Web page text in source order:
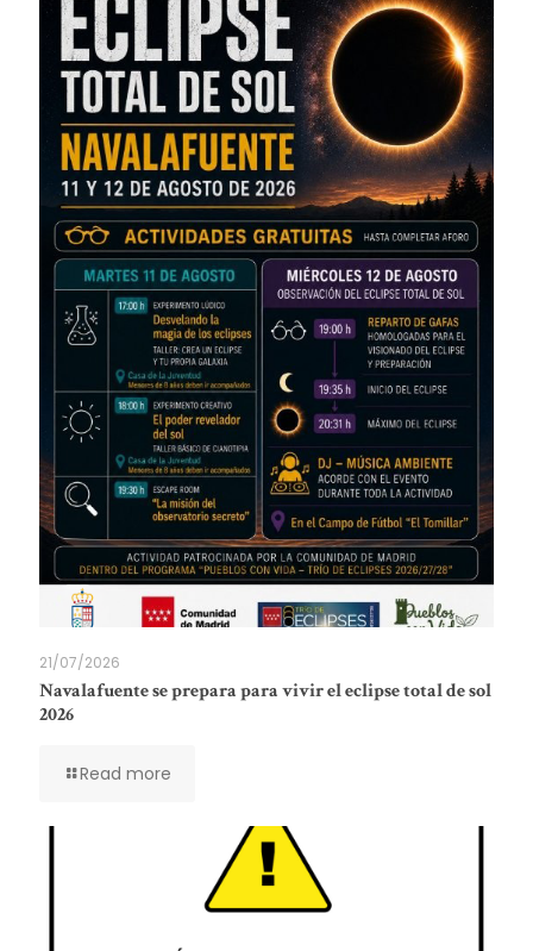
21/07/2026
Navalafuente se prepara para vivir el eclipse total de sol
2026
Read more